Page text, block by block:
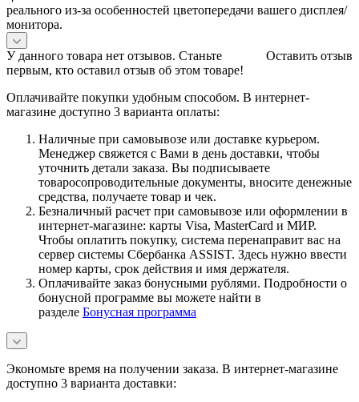
реального из-за особенностей цветопередачи вашего дисплея/
монитора.
Оставить отзыв
У данного товара нет отзывов. Станьте
первым, кто оставил отзыв об этом товаре!
Оплачивайте покупки удобным способом. В интернет-
магазине доступно 3 варианта оплаты:
Наличные при самовывозе или доставке курьером.
Менеджер свяжется с Вами в день доставки, чтобы
уточнить детали заказа. Вы подписываете
товаросопроводительные документы, вносите денежные
средства, получаете товар и чек.
Безналичный расчет при самовывозе или оформлении в
интернет-магазине: карты Visa, MasterCard и МИР.
Чтобы оплатить покупку, система перенаправит вас на
сервер системы Сбербанка ASSIST. Здесь нужно ввести
номер карты, срок действия и имя держателя.
Оплачивайте заказ бонусными рублями. Подробности о
бонусной программе вы можете найти в
разделе Бонусная программа
Экономьте время на получении заказа. В интернет-магазине
доступно 3 варианта доставки: